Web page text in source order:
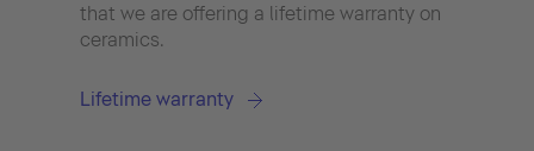
that we are offering a lifetime warranty on
ceramics.
Lifetime warranty